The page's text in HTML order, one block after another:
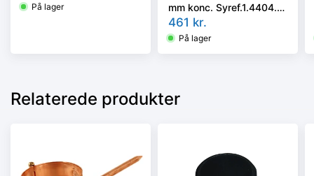
2 type B
På lager
mm konc. Syref.1.4404.
ISO 5251/EN10253-3 el.
4 i vort valg
461 kr.
På lager
Relaterede produkter